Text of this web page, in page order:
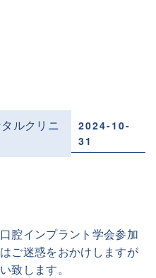
ルクリニ
2024-10-
31
腔インプラント学会参加
ご迷惑をおかけしますが
致します。